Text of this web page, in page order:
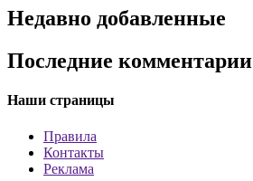
Недавно добавленные
Последние комментарии
Наши страницы
Правила
Контакты
Реклама